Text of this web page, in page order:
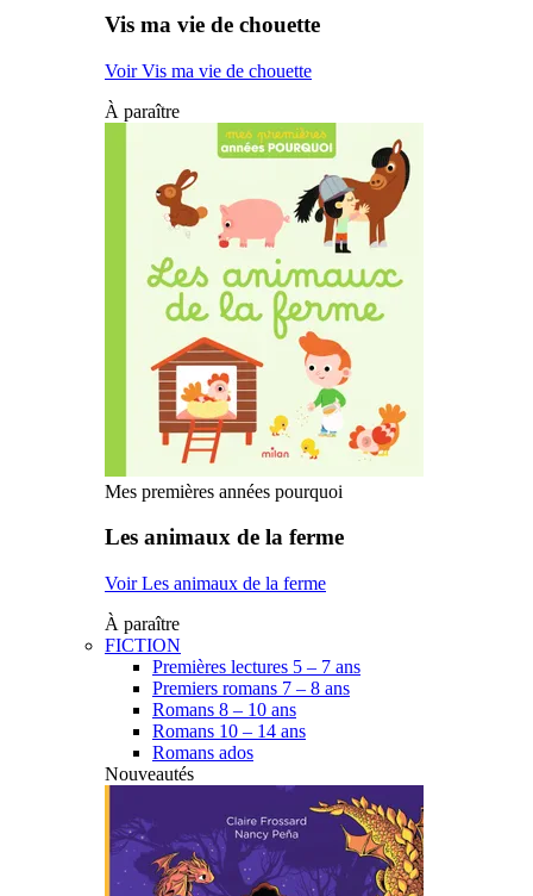
Vis ma vie de chouette
Voir Vis ma vie de chouette
À paraître
Mes premières années pourquoi
Les animaux de la ferme
Voir Les animaux de la ferme
À paraître
FICTION
Premières lectures 5 – 7 ans
Premiers romans 7 – 8 ans
Romans 8 – 10 ans
Romans 10 – 14 ans
Romans ados
Nouveautés